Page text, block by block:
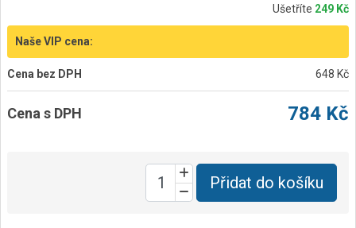
Ušetříte 249 Kč
Naše VIP cena:
Cena bez DPH 648 Kč
Cena s DPH 784 Kč
Přidat do košíku